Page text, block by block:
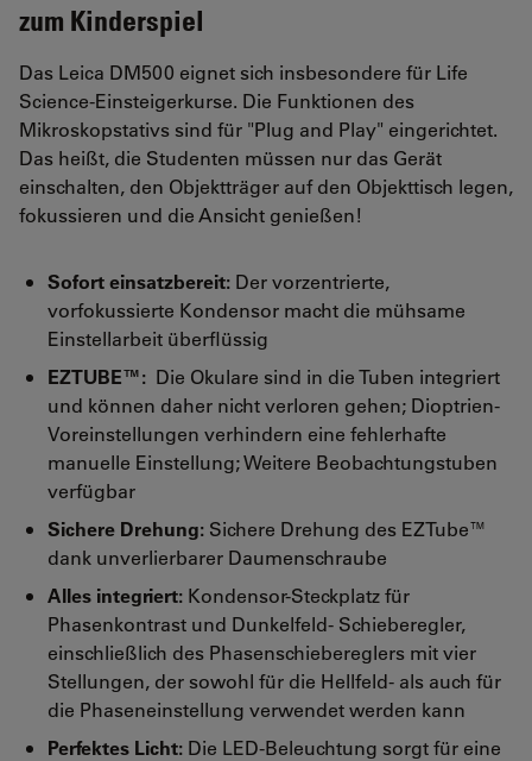
zum Kinderspiel
Das Leica DM500 eignet sich insbesondere für Life
Science-Einsteigerkurse. Die Funktionen des
Mikroskopstativs sind für "Plug and Play" eingerichtet.
Das heißt, die Studenten müssen nur das Gerät
einschalten, den Objektträger auf den Objekttisch legen,
fokussieren und die Ansicht genießen!
Sofort einsatzbereit: Der vorzentrierte,
vorfokussierte Kondensor macht die mühsame
Einstellarbeit überflüssig
EZTUBE™: Die Okulare sind in die Tuben integriert
und können daher nicht verloren gehen; Dioptrien-
Voreinstellungen verhindern eine fehlerhafte
manuelle Einstellung; Weitere Beobachtungstuben
verfügbar
Sichere Drehung: Sichere Drehung des EZTube™
dank unverlierbarer Daumenschraube
Alles integriert: Kondensor-Steckplatz für
Phasenkontrast und Dunkelfeld- Schieberegler,
einschließlich des Phasenschiebereglers mit vier
Stellungen, der sowohl für die Hellfeld- als auch für
die Phaseneinstellung verwendet werden kann
Perfektes Licht: Die LED-Beleuchtung sorgt für eine